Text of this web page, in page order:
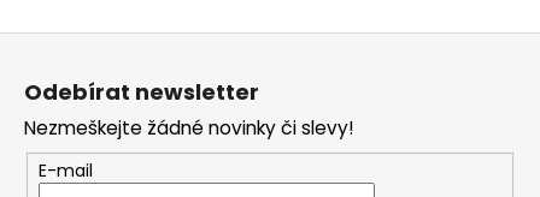
Odebírat newsletter
Nezmeškejte žádné novinky či slevy!
E-mail